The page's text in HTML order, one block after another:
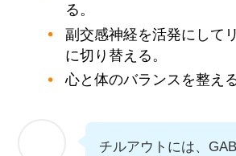
る。
副交感神経を活発にして
に切り替える。
心と体のバランスを整える
チルアウトには、